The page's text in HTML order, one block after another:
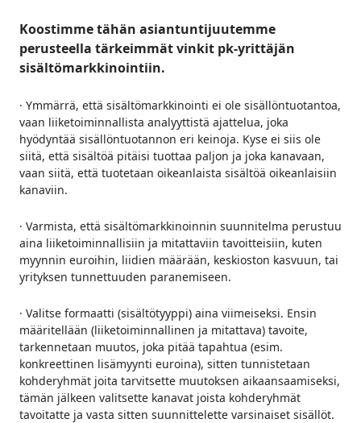
Koostimme tähän asiantuntijuutemme
perusteella tärkeimmät vinkit pk-yrittäjän
sisältömarkkinointiin.
· Ymmärrä, että sisältömarkkinointi ei ole sisällöntuotantoa,
vaan liiketoiminnallista analyyttistä ajattelua, joka
hyödyntää sisällöntuotannon eri keinoja. Kyse ei siis ole
siitä, että sisältöä pitäisi tuottaa paljon ja joka kanavaan,
vaan siitä, että tuotetaan oikeanlaista sisältöä oikeanlaisiin
kanaviin.
· Varmista, että sisältömarkkinoinnin suunnitelma perustuu
aina liiketoiminnallisiin ja mitattaviin tavoitteisiin, kuten
myynnin euroihin, liidien määrään, keskioston kasvuun, tai
yrityksen tunnettuuden paranemiseen.
· Valitse formaatti (sisältötyyppi) aina viimeiseksi. Ensin
määritellään (liiketoiminnallinen ja mitattava) tavoite,
tarkennetaan muutos, joka pitää tapahtua (esim.
konkreettinen lisämyynti euroina), sitten tunnistetaan
kohderyhmät joita tarvitsette muutoksen aikaansaamiseksi,
tämän jälkeen valitsette kanavat joista kohderyhmät
tavoitatte ja vasta sitten suunnittelette varsinaiset sisällöt.